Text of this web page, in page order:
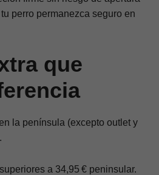
perro permanezca seguro en
que
la península (excepto outlet y
a 34,95 € peninsular.